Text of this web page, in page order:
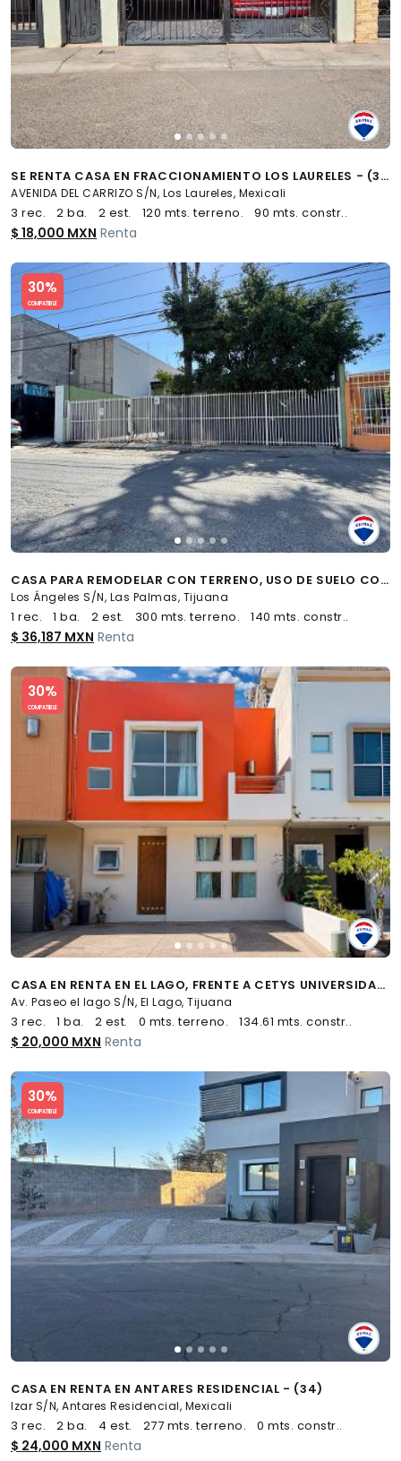
SE RENTA CASA EN FRACCIONAMIENTO LOS LAURELES - (34)
AVENIDA DEL CARRIZO S/N, Los Laureles, Mexicali
3 rec. 2 ba. 2 est. 120 mts. terreno. 90 mts. constr..
$ 18,000 MXN Renta
30%
COMPATIBLE
Slide 1 of 5
CASA PARA REMODELAR CON TERRENO, USO DE SUELO COMERCIAL - (34)
Los Ángeles S/N, Las Palmas, Tijuana
1 rec. 1 ba. 2 est. 300 mts. terreno. 140 mts. constr..
$ 36,187 MXN Renta
30%
COMPATIBLE
Slide 1 of 5
CASA EN RENTA EN EL LAGO, FRENTE A CETYS UNIVERSIDAD, TIJUANA - (34)
Av. Paseo el lago S/N, El Lago, Tijuana
3 rec. 1 ba. 2 est. 0 mts. terreno. 134.61 mts. constr..
$ 20,000 MXN Renta
30%
COMPATIBLE
Slide 1 of 5
CASA EN RENTA EN ANTARES RESIDENCIAL - (34)
Izar S/N, Antares Residencial, Mexicali
3 rec. 2 ba. 4 est. 277 mts. terreno. 0 mts. constr..
$ 24,000 MXN Renta